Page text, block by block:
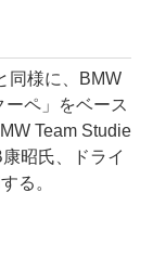
同様に、BMW
ペ」をベース
Team Studie
昭氏、ドライ
る。